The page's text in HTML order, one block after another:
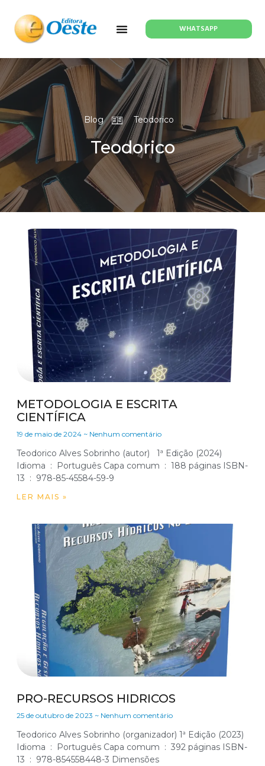
WHATSAPP
Blog Teodorico
Teodorico
METODOLOGIA E ESCRITA
CIENTÍFICA
19 de maio de 2024 Nenhum comentário
Teodorico Alves Sobrinho (autor) 1ª Edição (2024)
Idioma ‏ : ‎ Português Capa comum ‏ : ‎ 188 páginas ISBN-
13 ‏ : ‎ 978-85-45584-59-9
LER MAIS »
PRO-RECURSOS HIDRICOS
25 de outubro de 2023 Nenhum comentário
Teodorico Alves Sobrinho (organizador) 1ª Edição (2023)
Idioma ‏ : ‎ Português Capa comum ‏ : ‎ 392 páginas ISBN-